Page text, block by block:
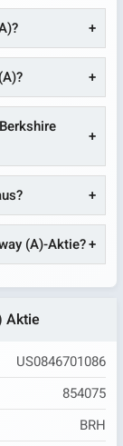
(A)-Aktie?
Aktie
US0846701086
854075
BRH